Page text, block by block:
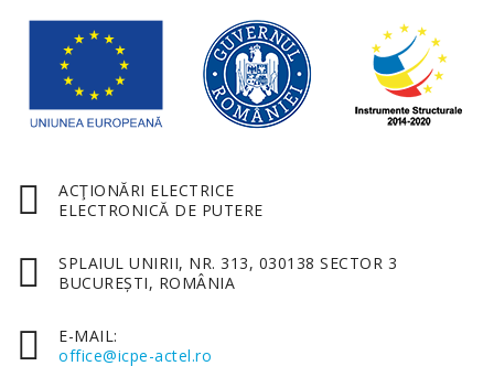
ACŢIONĂRI ELECTRICE
ELECTRONICĂ DE PUTERE
SPLAIUL UNIRII, NR. 313, 030138 SECTOR 3
BUCUREȘTI, ROMÂNIA
E-MAIL:
office@icpe-actel.ro